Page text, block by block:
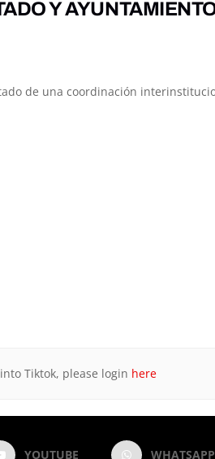
Y
de una coordinación
Tiktok, please login here
YOUTUBE WHATSAPP